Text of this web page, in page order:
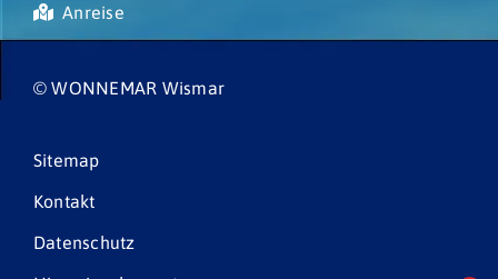
Anreise
© WONNEMAR Wismar
Sitemap
Kontakt
Datenschutz